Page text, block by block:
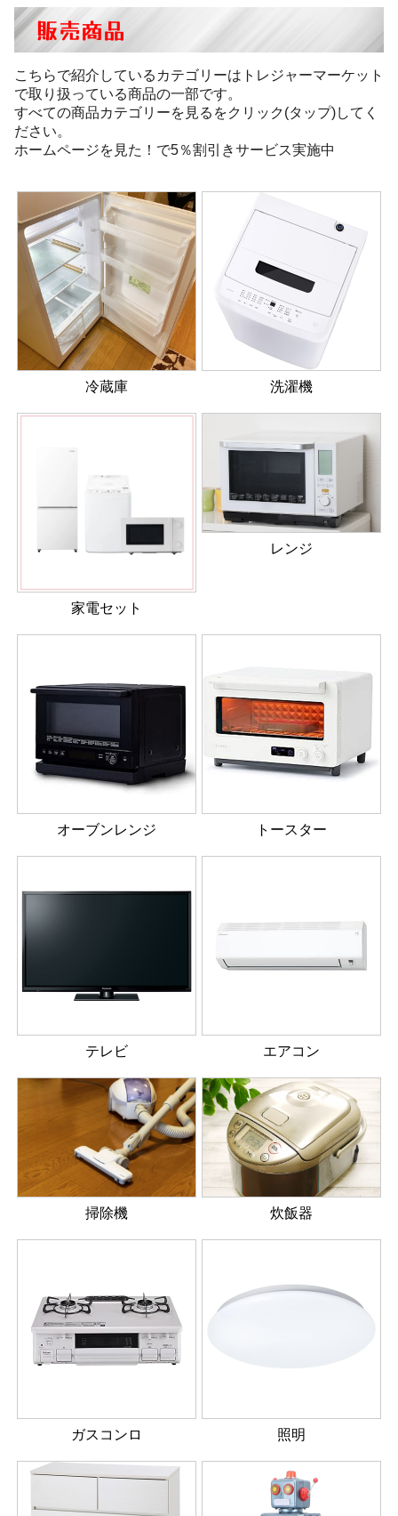
販売商品
こちらで紹介しているカテゴリーはトレジャーマーケット
で取り扱っている商品の一部です。
すべての商品カテゴリーを見るをクリック(タップ)してく
ださい。
ホームページを見た！で5％割引きサービス実施中
冷蔵庫 洗濯機
家電セット
レンジ
オーブンレンジ トースター
テレビ エアコン
掃除機 炊飯器
ガスコンロ 照明